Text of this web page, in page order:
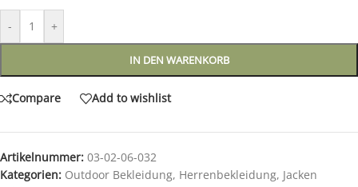
- +
IN DEN WARENKORB
Compare Add to wishlist
Artikelnummer: 03-02-06-032
Kategorien: Outdoor Bekleidung, Herrenbekleidung, Jacken